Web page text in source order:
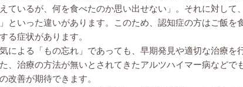
ているが、何を食べたのか思い出せない」。それに対して
といった違いがあります。このため、認知症の方はご飯を
る症状があります。
による「もの忘れ」であっても、早期発見や適切な治療を
、治療の方法が無いとされてきたアルツハイマー病などで
改善が期待できます。